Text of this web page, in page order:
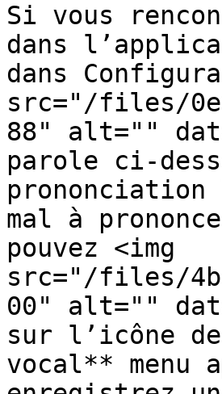
Si vous
dans
dans
src="/files/
88" alt=""
parole ci-
mal à
pouvez <img
src="/files/
00" alt=""
sur l’icône
vocal** menu